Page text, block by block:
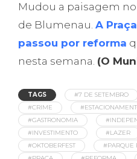
Mudou a paisagem
de Blumenau. A
passou por reforma
nesta semana. (O
TAGS #7 DE SETEMBRO
#CRIME
#GASTRONOMIA
#INVESTIMENTO
#LAZER
#OKTOBERFEST
#PARQUE